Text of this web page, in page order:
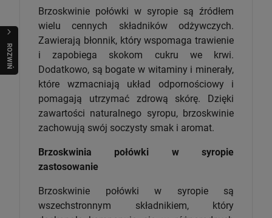
R
O
Z
W
I
Ń
O
B
I
Brzoskwinie połówki w syropie są źródłem
wielu cennych składników odżywczych.
Zawierają błonnik, który wspomaga trawienie
i zapobiega skokom cukru we krwi.
Dodatkowo, są bogate w witaminy i minerały,
które wzmacniają układ odpornościowy i
pomagają utrzymać zdrową skórę. Dzięki
zawartości naturalnego syropu, brzoskwinie
zachowują swój soczysty smak i aromat.
Brzoskwinia połówki w syropie
zastosowanie
Brzoskwinie połówki w syropie są
wszechstronnym składnikiem, który